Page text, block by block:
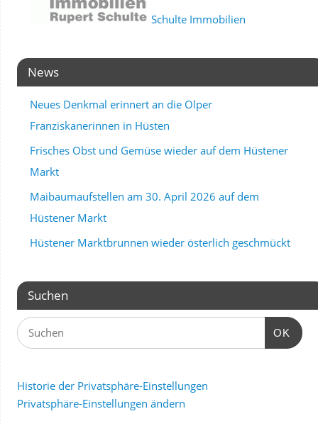
Schulte Immobilien
News
Neues Denkmal erinnert an die Olper
Franziskanerinnen in Hüsten
Frisches Obst und Gemüse wieder auf dem Hüstener
Markt
Maibaumaufstellen am 30. April 2026 auf dem
Hüstener Markt
Hüstener Marktbrunnen wieder österlich geschmückt
Suchen
OK
Historie der Privatsphäre-Einstellungen
Privatsphäre-Einstellungen ändern